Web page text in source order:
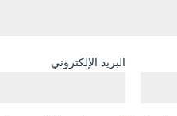
البريد الإلكتروني